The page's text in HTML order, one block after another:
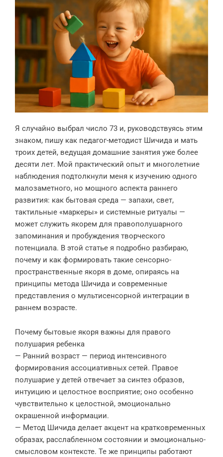
Я случайно выбрал число 73 и, руководствуясь этим
знаком, пишу как педагог-методист Шичида и мать
троих детей, ведущая домашние занятия уже более
десяти лет. Мой практический опыт и многолетние
наблюдения подтолкнули меня к изучению одного
малозаметного, но мощного аспекта раннего
развития: как бытовая среда — запахи, свет,
тактильные «маркеры» и системные ритуалы —
может служить якорем для правополушарного
запоминания и пробуждения творческого
потенциала. В этой статье я подробно разбираю,
почему и как формировать такие сенсорно-
пространственные якоря в доме, опираясь на
принципы метода Шичида и современные
представления о мультисенсорной интеграции в
раннем возрасте.
Почему бытовые якоря важны для правого
полушария ребенка
— Ранний возраст — период интенсивного
формирования ассоциативных сетей. Правое
полушарие у детей отвечает за синтез образов,
интуицию и целостное восприятие; оно особенно
чувствительно к целостной, эмоционально
окрашенной информации.
— Метод Шичида делает акцент на кратковременных
образах, расслабленном состоянии и эмоционально-
смысловом контексте. Те же принципы работают